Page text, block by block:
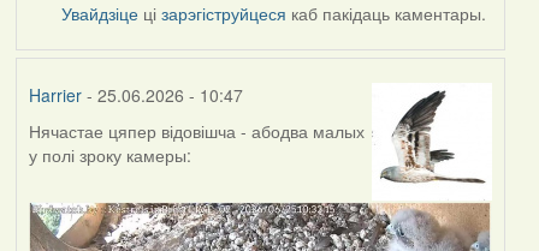
Увайдзіце цізарэгіструйцеся каб пакідаць каментары.
Harrier- 25.06.2026 - 10:47
Нячастае цяпер відовішча - абодва малых
у полі зроку камеры: